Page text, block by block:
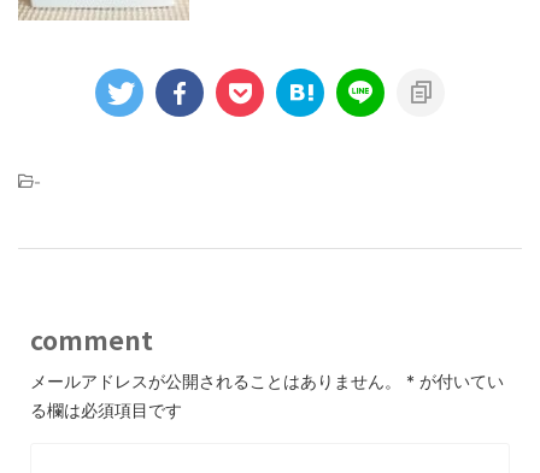
-
comment
メールアドレスが公開されることはありません。 * が付いてい
る欄は必須項目です